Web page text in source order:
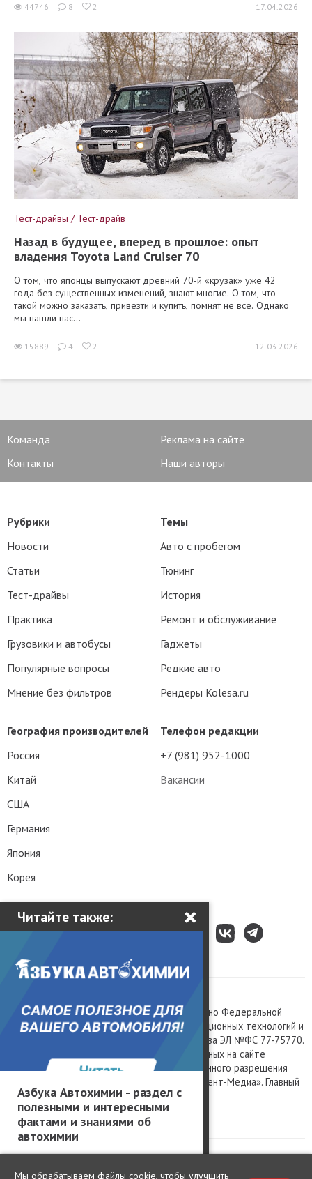
Читайте также: ×
Азбука Автохимии - раздел с
полезными и интересными
фактами и знаниями об
автохимии
44746 8 2 17.04.2026
Тест-драйвы / Тест-драйв
Назад в будущее, вперед в прошлое: опыт
владения Toyota Land Cruiser 70
О том, что японцы выпускают древний 70-й «крузак» уже 42
года без существенных изменений, знают многие. О том, что
такой можно заказать, привезти и купить, помнят не все. Однако
мы нашли нас...
15889 4 2 12.03.2026
Команда
Реклама на сайте
Контакты
Наши авторы
Телефон редакции
+7 (981) 952-1000
Вакансии
Рубрики
Новости
Статьи
Тест-драйвы
Практика
Грузовики и автобусы
Популярные вопросы
Мнение без фильтров
Темы
Авто с пробегом
Тюнинг
История
Ремонт и обслуживание
Гаджеты
Редкие авто
Рендеры Kolesa.ru
География производителей
Россия
Китай
США
Германия
Япония
Корея
Сетевое издание «Kolesa.ru», зарегистрировано Федеральной
службой по надзору в сфере связи, информационных технологий и
массовых коммуникаций, номер свидетельства ЭЛ №ФС 77-75770.
Любое использование материалов, размещенных на сайте
www.kolesa.ru, допускается только с письменного разрешения
правообладателя. Учредитель ООО «Президент-Медиа». Главный
редактор Баландин М.А. 0+
Политика конфиденциальности
Мы обрабатываем файлы cookie, чтобы улучшить